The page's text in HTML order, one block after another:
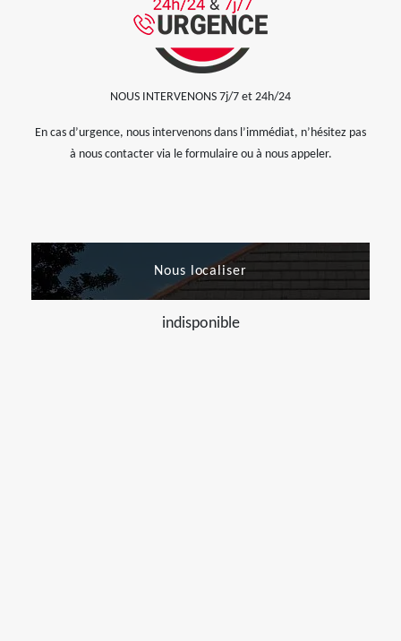
NOUS INTERVENONS 7j/7 et 24h/24
En cas d’urgence, nous intervenons dans l’immédiat, n’hésitez pas
à nous contacter via le formulaire ou à nous appeler.
Nous localiser
indisponible